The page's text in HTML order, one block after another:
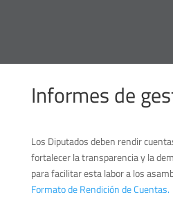
Informes de
Los Diputados deben rendir
fortalecer la transparencia y la
para facilitar esta labor a los
Formato de Rendición de Cuentas.